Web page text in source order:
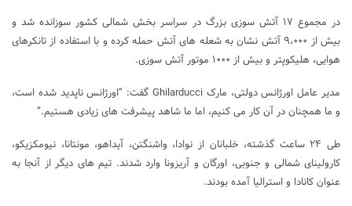
در مجموع ۱۷ آتش سوزی بزرگ در سراسر بخش شمالی کشور سوزانده شد و
بیش از ۹،۰۰۰ آتش نشان به شعله های آتش حمله کرده و با استفاده از تانکرهای
هوایی، هلیکوپتر و بیش از ۱۰۰۰ موتور آتش سوزی.
مدیر عامل اورژانس دولتی، مارک Ghilarducci گفت: “اورژانس ناپدید شده است،
و ما همچنان در آن کار می کنیم، اما ما شاهد پیشرفت های زیادی هستیم.”
طی ۲۴ ساعت گذشته، خلبانان از نوادا، واشنگتن، آیداهو، مونتانا، نیومکزیکو،
کارولینای شمالی و جنوبی، اورگان و آریزونا وارد شدند. تیم های دیگر از آنجا به
عنوان کانادا و استرالیا آمده بودند.